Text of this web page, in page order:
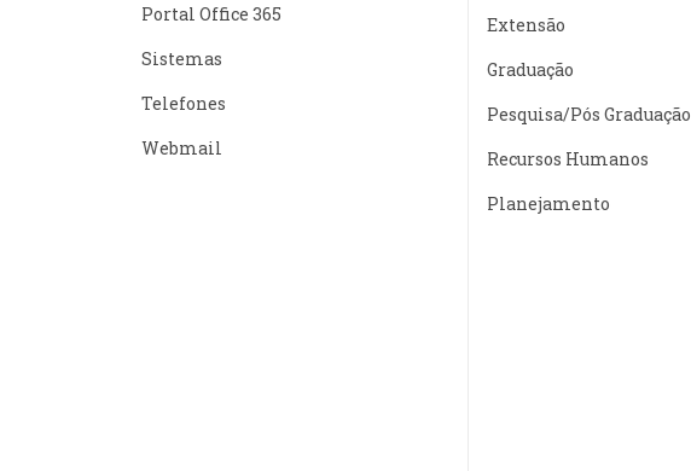
Portal Office 365
Sistemas
Telefones
Webmail
Extensão
Graduação
Pesquisa/Pós Graduação
Recursos Humanos
Planejamento